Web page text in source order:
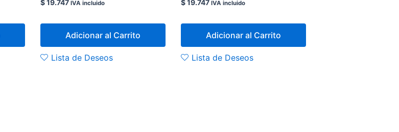
$19.747 IVA incluido
Adicionar al Carrito
Lista de Deseos
$19.747 IVA incluido
Adicionar al Carrito
Lista de Deseos